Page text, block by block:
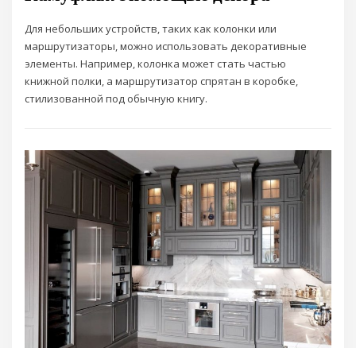
Для небольших устройств, таких как колонки или
маршрутизаторы, можно использовать декоративные
элементы. Например, колонка может стать частью
книжной полки, а маршрутизатор спрятан в коробке,
стилизованной под обычную книгу.